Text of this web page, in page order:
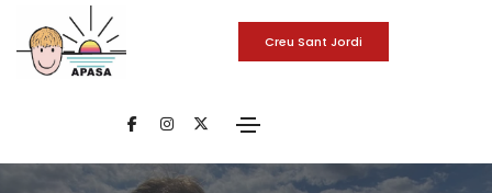
Creu Sant Jordi